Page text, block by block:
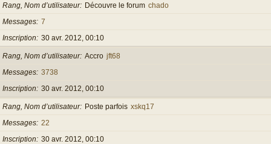
Rang, Nom d’utilisateur Découvre le forum chado
Messages 7
Inscription
30 avr. 2012, 00:10
Rang, Nom d’utilisateur Accro jft68
Messages 3738
Inscription
30 avr. 2012, 00:10
Rang, Nom d’utilisateur Poste parfois xskq17
Messages 22
Inscription
30 avr. 2012, 00:10